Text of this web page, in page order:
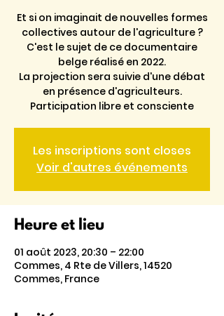
Et si on imaginait de nouvelles formes
collectives autour de l'agriculture ?
C'est le sujet de ce documentaire
belge réalisé en 2022.
La projection sera suivie d'une débat
en présence d'agriculteurs.
Participation libre et consciente
Les inscriptions sont closes
Voir d'autres événements
Heure et lieu
01 août 2023, 20:30 – 22:00
Commes, 4 Rte de Villers, 14520
Commes, France